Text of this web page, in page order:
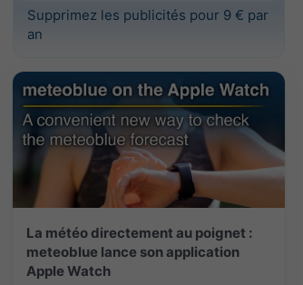
Supprimez les publicités pour 9 € par
an
La météo directement au poignet :
meteoblue lance son application
Apple Watch